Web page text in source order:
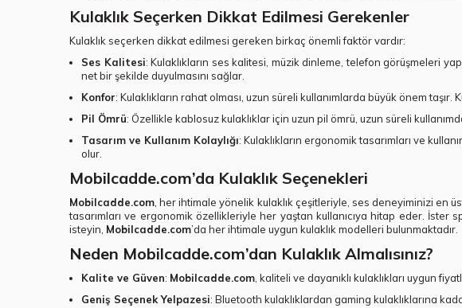
Kulaklık Seçerken Dikkat Edilmesi Gerekenler
Kulaklık seçerken dikkat edilmesi gereken birkaç önemli faktör vardır:
Ses Kalitesi: Kulaklıkların ses kalitesi, müzik dinleme, telefon görüşmeleri
net bir şekilde duyulmasını sağlar.
Konfor: Kulaklıkların rahat olması, uzun süreli kullanımlarda büyük önem
Pil Ömrü: Özellikle kablosuz kulaklıklar için uzun pil ömrü, uzun süreli
Tasarım ve Kullanım Kolaylığı: Kulaklıkların ergonomik tasarımları ve
olur.
Mobilcadde.com’da Kulaklık Seçenekleri
Mobilcadde.com, her ihtimale yönelik kulaklık çeşitleriyle, ses deneyiminizi en
tasarımları ve ergonomik özellikleriyle her yaştan kullanıcıya hitap eder.
isteyin, Mobilcadde.com’da her ihtimale uygun kulaklık modelleri bulunmaktadır.
Neden Mobilcadde.com’dan Kulaklık Almalısınız?
Kalite ve Güven: Mobilcadde.com, kaliteli ve dayanıklı kulaklıkları uygun
Geniş Seçenek Yelpazesi: Bluetooth kulaklıklardan gaming kulaklıklarına